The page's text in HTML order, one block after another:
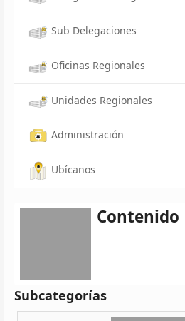
Sub Delegaciones
Oficinas Regionales
Unidades Regionales
Administración
Ubícanos
Contenido
Subcategorías